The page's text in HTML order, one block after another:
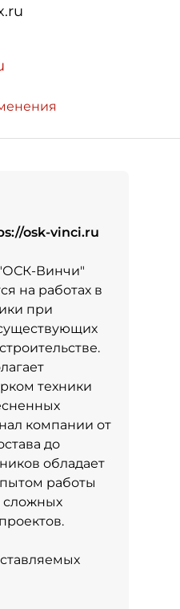
osk-vinci.ru
Винчи"
на работах в
при
техники
компании от
до
обладает
работы
сложных